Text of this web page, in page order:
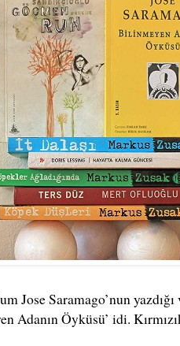
Jose Saramago’nun
Adanın Öyküsü’ idi.